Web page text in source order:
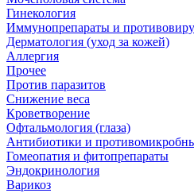
Гинекология
Иммунопрепараты и
Дерматология (уход за кожей)
Аллергия
Прочее
Против паразитов
Снижение веса
Кроветворение
Офтальмология (глаза)
Антибиотики и
Гомеопатия и фитопрепараты
Эндокринология
Варикоз